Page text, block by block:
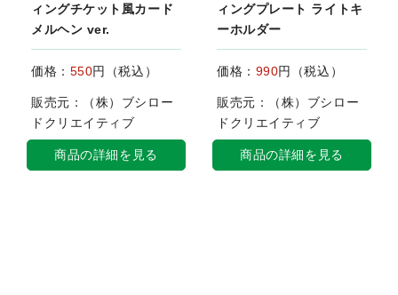
ィングチケット風カード
メルヘン ver.
価格： 550円（税込）
販売元：（株）ブシロー
ドクリエイティブ
商品の詳細を見る
ィングプレート ライトキ
ーホルダー
価格： 990円（税込）
販売元：（株）ブシロー
ドクリエイティブ
商品の詳細を見る